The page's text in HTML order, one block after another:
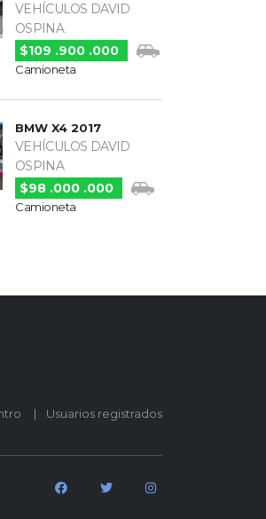
VEHÍCULOS DAVID
OSPINA
$109 .900 .000
Camioneta
BMW X4 2017
VEHÍCULOS DAVID
OSPINA
$98 .000 .000
Camioneta
Usuarios registrados